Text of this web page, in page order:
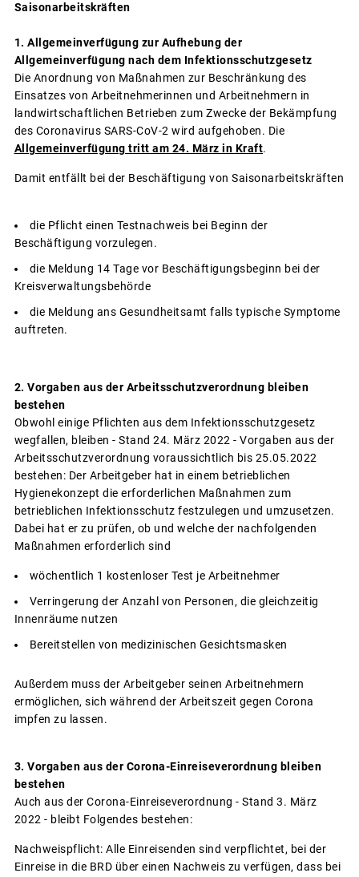
Saisonarbeitskräften
1. Allgemeinverfügung zur Aufhebung der
Allgemeinverfügung nach dem Infektionsschutzgesetz
Die Anordnung von Maßnahmen zur Beschränkung des
Einsatzes von Arbeitnehmerinnen und Arbeitnehmern in
landwirtschaftlichen Betrieben zum Zwecke der Bekämpfung
des Coronavirus SARS-CoV-2 wird aufgehoben. Die
Allgemeinverfügung tritt am 24. März in Kraft.
Damit entfällt bei der Beschäftigung von Saisonarbeitskräften
die Pflicht einen Testnachweis bei Beginn der
Beschäftigung vorzulegen.
die Meldung 14 Tage vor Beschäftigungsbeginn bei der
Kreisverwaltungsbehörde
die Meldung ans Gesundheitsamt falls typische Symptome
auftreten.
2. Vorgaben aus der Arbeitsschutzverordnung bleiben
bestehen
Obwohl einige Pflichten aus dem Infektionsschutzgesetz
wegfallen, bleiben - Stand 24. März 2022 - Vorgaben aus der
Arbeitsschutzverordnung voraussichtlich bis 25.05.2022
bestehen: Der Arbeitgeber hat in einem betrieblichen
Hygienekonzept die erforderlichen Maßnahmen zum
betrieblichen Infektionsschutz festzulegen und umzusetzen.
Dabei hat er zu prüfen, ob und welche der nachfolgenden
Maßnahmen erforderlich sind
wöchentlich 1 kostenloser Test je Arbeitnehmer
Verringerung der Anzahl von Personen, die gleichzeitig
Innenräume nutzen
Bereitstellen von medizinischen Gesichtsmasken
Außerdem muss der Arbeitgeber seinen Arbeitnehmern
ermöglichen, sich während der Arbeitszeit gegen Corona
impfen zu lassen.
3. Vorgaben aus der Corona-Einreiseverordnung bleiben
bestehen
Auch aus der Corona-Einreiseverordnung - Stand 3. März
2022 - bleibt Folgendes bestehen:
Nachweispflicht: Alle Einreisenden sind verpflichtet, bei der
Einreise in die BRD über einen Nachweis zu verfügen, dass bei